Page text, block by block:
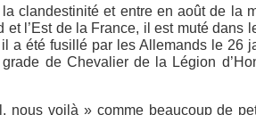
clandestinité et entre en août de la
l’Est de la France, il est muté dans
a été fusillé par les Allemands le 26
de Chevalier de la Légion
nous voilà » comme beaucoup de